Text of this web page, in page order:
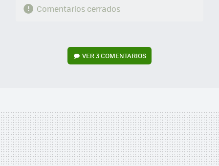
Comentarios cerrados
VER3 COMENTARIOS